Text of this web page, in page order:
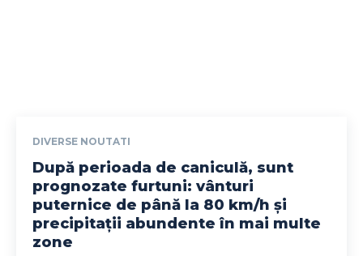
DIVERSE NOUTATI
După perioada de caniculă, sunt
prognozate furtuni: vânturi
puternice de până la 80 km/h și
precipitații abundente în mai multe
zone